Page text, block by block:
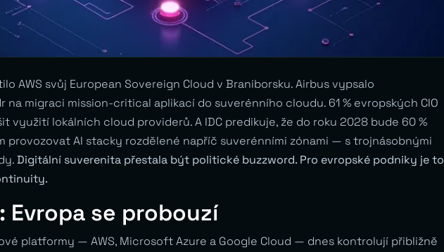
AWS svůj European Sovereign Cloud v Braniborsku. Airbus vypsalo
migraci mission-critical aplikací do suverénního cloudu. 61 % evropských CIO
využití lokálních cloud providerů. A IDC predikuje, že do roku 2028 bude 60 %
provozovat AI stacky rozdělené napříč suverénními zónami — s trojnásobnými
Digitální suverenita přestala být politické buzzword. Pro evropské podniky je to
Evropa se probouzí
platformy — AWS, Microsoft Azure a Google Cloud — dnes kontrolují přibližně